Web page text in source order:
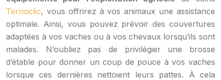
Ternoclic, vous offrirez à vos animaux une assistance
optimale. Ainsi, vous pouvez prévoir des couvertures
adaptées à vos vaches ou à vos chevaux lorsqu’ils sont
malades. N’oubliez pas de privilégier une brosse
d’étable pour donner un coup de pouce à vos vaches
lorsque ces dernières nettoient leurs pattes. À cela